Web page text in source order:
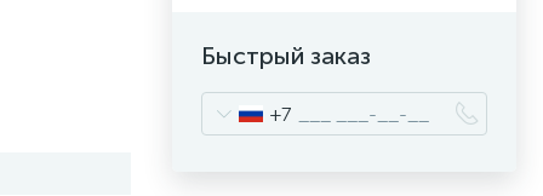
Быстрый заказ
+7